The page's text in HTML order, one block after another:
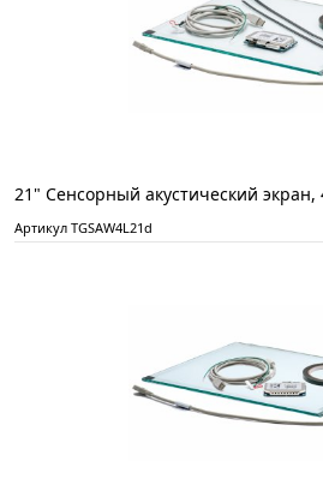
21" Сенсорный акустический
Артикул TGSAW4L21d